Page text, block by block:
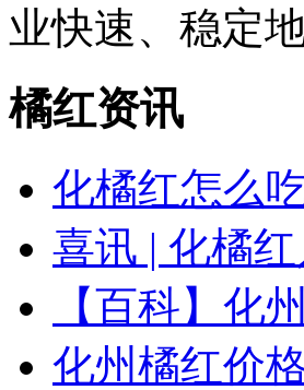
业快速、稳定
橘红资讯
化橘红怎么
喜讯 | 化橘
【百科】化
化州橘红价